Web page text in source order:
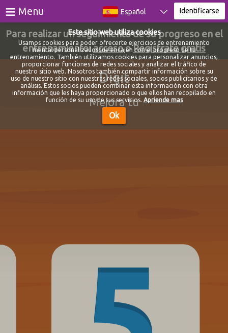
Juegos
Testes
Blog
Sobre
≡ Menu Español Identificarse
Para realizar un seguimiento de su progreso en el
entrenamiento:accesooRegistrate gratis
Digit
Mejora tu
Este sitio web utiliza cookies
Usamos cookies para poder ofrecerte ejercicios de entrenamiento
mental personalizadosque encajen con el progreso de tu
entrenamiento. También utilizamos cookies para personalizar anuncios,
proporcionar funciones de redes sociales y analizar el tráfico de
nuestro sitio web. Nosotros también compartir información sobre su
uso de nuestro sitio con nuestras redes sociales, socios publicitarios y de
análisis. Estos socios pueden combinar esta información con otra
información que les haya proporcionado o que ellos han recopilado en
función de su uso de sus servicios. Apriende mas
Ok